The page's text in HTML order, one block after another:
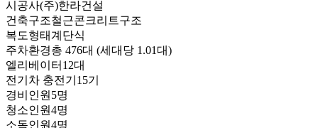
시공사(주)한라건설
건축구조철근콘크리트구조
복도형태계단식
주차환경총 476대 (세대당 1.01대)
엘리베이터 12대
전기차 충전기 15기
경비인원5명
청소인원4명
소독인원4명